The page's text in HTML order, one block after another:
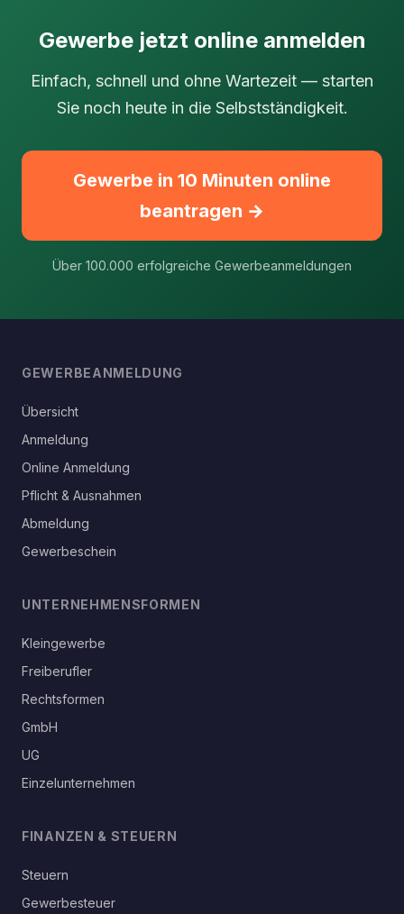
Gewerbe jetzt online anmelden
Einfach, schnell und ohne Wartezeit — starten
Sie noch heute in die Selbstständigkeit.
Gewerbe in 10 Minuten online
beantragen →
Über 100.000 erfolgreiche Gewerbeanmeldungen
GEWERBEANMELDUNG
Übersicht
Anmeldung
Online Anmeldung
Pflicht & Ausnahmen
Abmeldung
Gewerbeschein
UNTERNEHMENSFORMEN
Kleingewerbe
Freiberufler
Rechtsformen
GmbH
UG
Einzelunternehmen
FINANZEN & STEUERN
Steuern
Gewerbesteuer